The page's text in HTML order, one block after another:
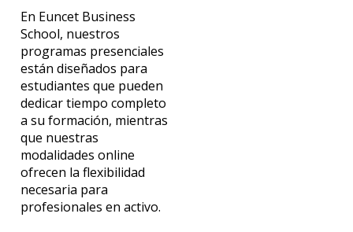
En Euncet Business
School, nuestros
programas presenciales
están diseñados para
estudiantes que pueden
dedicar tiempo completo
a su formación, mientras
que nuestras
modalidades online
ofrecen la flexibilidad
necesaria para
profesionales en activo.